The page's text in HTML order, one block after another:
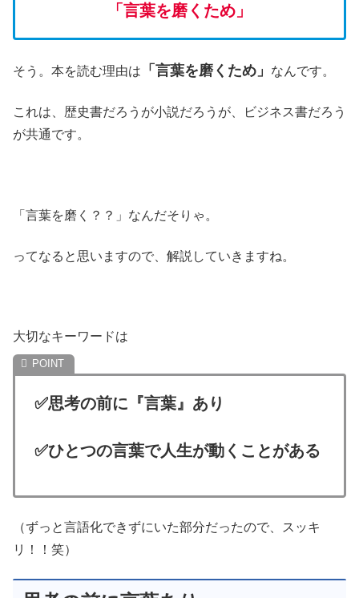
「言葉を磨くため」
そう。本を読む理由は 「言葉を磨くため」 なんです。
これは、歴史書だろうが小説だろうが、ビジネス書だろう
が共通です。
「言葉を磨く？？」なんだそりゃ。
ってなると思いますので、解説していきますね。
大切なキーワードは
✅思考の前に『言葉』あり
✅ひとつの言葉で人生が動くことがある
（ずっと言語化できずにいた部分だったので、スッキ
リ！！笑）